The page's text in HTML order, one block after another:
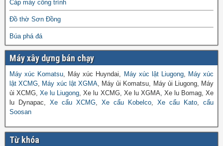
Cáp máy công trình
Đồ thờ Sơn Đồng
Búa phá đá
Máy xây dựng bán chạy
Máy xúc Komatsu , Máy xúc Huyndai, Máy xúc lật Liugong, Máy xúc
lật XCMG Máy xúc lật XGMA, Máy ủi Komatsu, Máy ủi Liugong, Máy
ủi XCMG,Xe lu Liugong , Xe lu XCMG, Xe lu XGMA, Xe lu Bomag, Xe
lu Dynapac, Xe cẩu XCMG Xe cẩu Kobelco Xe cẩu Kato
cẩu
Soosan
Từ khóa